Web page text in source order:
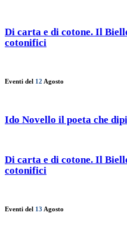
Di carta e di cotone. Il
cotonifici
Eventi del 12 Agosto
Ido Novello il poeta che
Di carta e di cotone. Il
cotonifici
Eventi del 13 Agosto